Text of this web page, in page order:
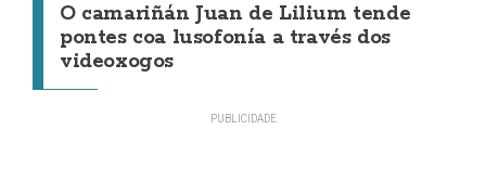
O camariñán Juan de Lilium tende
pontes coa lusofonía a través dos
videoxogos